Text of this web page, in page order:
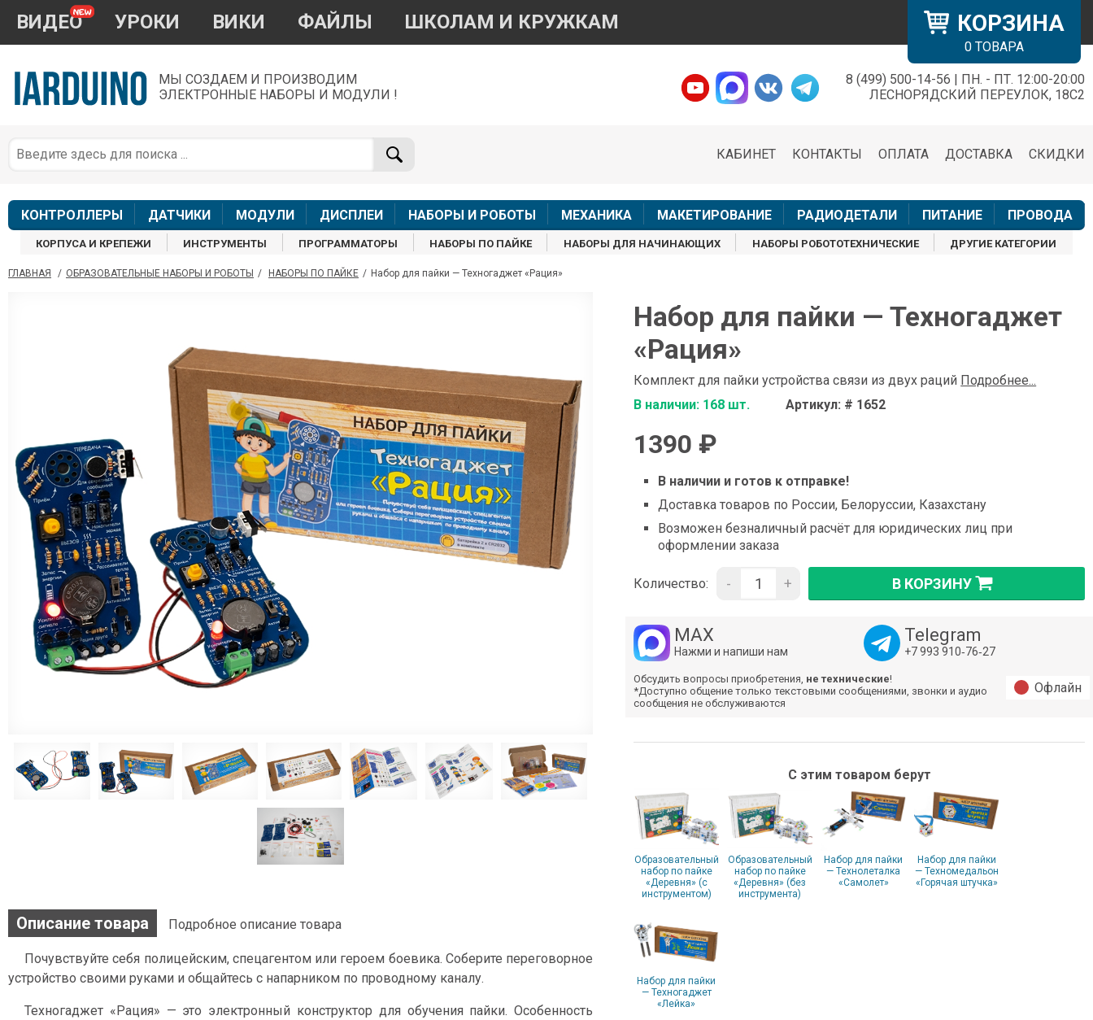
КОРЗИНА
0 ТОВАРА
ВИДЕО УРОКИ ВИКИ ФАЙЛЫ ШКОЛАМ И КРУЖКАМ
МЫ СОЗДАЕМ И ПРОИЗВОДИМ
ЭЛЕКТРОННЫЕ НАБОРЫ И МОДУЛИ !
8 (499) 500-14-56 | ПН. - ПТ. 12:00-20:00
ЛЕСНОРЯДСКИЙ ПЕРЕУЛОК, 18С2
СКИДКИ
ДОСТАВКА
ОПЛАТА
КОНТАКТЫ
КАБИНЕТ
КОНТРОЛЛЕРЫ ДАТЧИКИ МОДУЛИ ДИСПЛЕИ НАБОРЫ И РОБОТЫ МЕХАНИКА МАКЕТИРОВАНИЕ РАДИОДЕТАЛИ ПИТАНИЕ ПРОВОДА
КОРПУСА И КРЕПЕЖИ ИНСТРУМЕНТЫ ПРОГРАММАТОРЫ НАБОРЫ ПО ПАЙКЕ НАБОРЫ ДЛЯ НАЧИНАЮЩИХ НАБОРЫ РОБОТОТЕХНИЧЕСКИЕ ДРУГИЕ КАТЕГОРИИ
ГЛАВНАЯ / ОБРАЗОВАТЕЛЬНЫЕ НАБОРЫ И РОБОТЫ / НАБОРЫ ПО ПАЙКЕ / Набор для пайки — Техногаджет «Рация»
Набор для пайки — Техногаджет
«Рация»
Комплект для пайки устройства связи из двух раций Подробнее...
В наличии: 168 шт.
Артикул: # 1652
1390 ₽
В наличии и готов к отправке!
Доставка товаров по России, Белоруссии, Казахстану
Возможен безналичный расчёт для юридических лиц при
оформлении заказа
Количество: - + В КОРЗИНУ
MAX
Нажми и напиши нам
Telegram
+7 993 910‑76‑27
Обсудить вопросы приобретения, не технические!
*Доступно общение только текстовыми сообщениями, звонки и аудио
сообщения не обслуживаются
Офлайн
С этим товаром берут
Образовательный
набор по пайке
«Деревня» (с
инструментом)
Образовательный
набор по пайке
«Деревня» (без
инструмента)
Набор для пайки
— Технолеталка
«Самолет»
Набор для пайки
— Техномедальон
«Горячая штучка»
Набор для пайки
— Техногаджет
«Лейка»
Описание товара Подробное описание товара
Почувствуйте себя полицейским, спецагентом или героем боевика. Соберите переговорное
устройство своими руками и общайтесь с напарником по проводному каналу.
Техногаджет «Рация» — это электронный конструктор для обучения пайки. Особенность
×
По вопросам приобретения товара
+7 968 454 17 38
звонки и аудио сообщения не обслуживаются
Менеджер
shop@iarduino.ru
Менеджер
8 (499) 500-14-56
shop@iarduino.ru